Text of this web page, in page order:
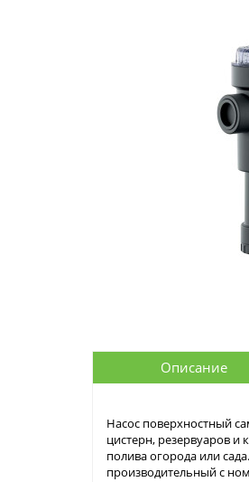
Описание
Насос поверхностный
цистерн, резервуаров и
полива огорода или
производительный с